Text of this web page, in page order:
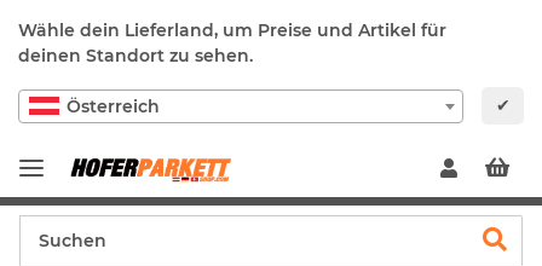
Wähle dein Lieferland, um Preise und Artikel für
deinen Standort zu sehen.
Österreich ✔